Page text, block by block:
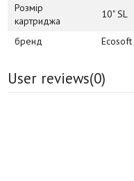
Розмір
картриджа
10" SL
бренд Ecosoft
User reviews(0)